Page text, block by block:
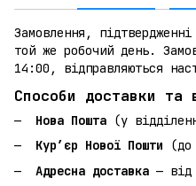
Замовлення,
той же робочий день.
14:00, відправляються
Способи доставки та
Нова Пошта (у
Кур’єр Нової Пошти (до
Адресна доставка — від